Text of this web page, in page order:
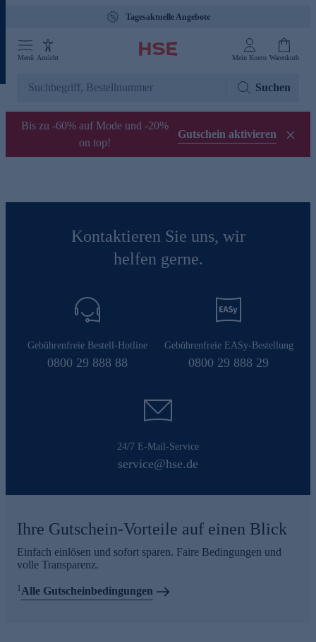
Tagesaktuelle Angebote
Menü Ansicht Mein Konto Warenkorb
Suchen
Bis zu -60% auf Mode und -20%
on top!
Gutschein aktivieren
Kontaktieren Sie uns, wir
helfen gerne.
Gebührenfreie Bestell-Hotline
0800 29 888 88
Gebührenfreie EASy-Bestellung
0800 29 888 29
24/7 E-Mail-Service
service@hse.de
Ihre Gutschein-Vorteile auf einen Blick
Einfach einlösen und sofort sparen. Faire Bedingungen und
volle Transparenz.
1Alle Gutscheinbedingungen